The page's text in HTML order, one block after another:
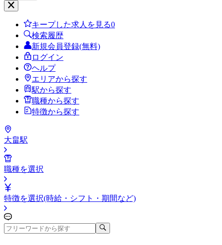
キープした求人を見る0
検索履歴
新規会員登録(無料)
ログイン
ヘルプ
エリアから探す
駅から探す
職種から探す
特徴から探す
大畠駅
職種を選択
特徴を選択(時給・シフト・期間など)